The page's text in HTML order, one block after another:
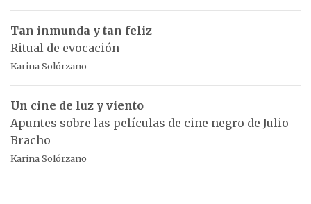
Tan inmunda y tan feliz
Ritual de evocación
Karina Solórzano
Un cine de luz y viento
Apuntes sobre las películas de cine negro de Julio
Bracho
Karina Solórzano